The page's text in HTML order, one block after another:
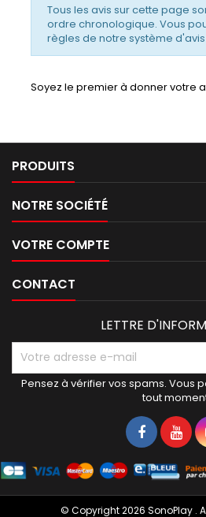
Tous les avis sur cette page
ordre chronologique. Vous
règles de notre système d'avis
Soyez le premier à donner votre
PRODUITS
NOTRE SOCIÉTÉ
VOTRE COMPTE
CONTACT
LETTRE
Pensez à vérifier vos spams. Vous
tout
© Copyright 2026 SonoPlay .